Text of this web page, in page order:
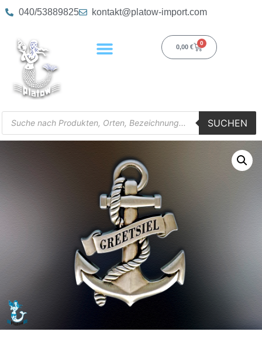
040/53889825 kontakt@platow-import.com
0,00 €
0
SUCHEN